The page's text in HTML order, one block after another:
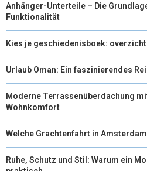
Anhänger-Unterteile – Die
Funktionalität
Kies je geschiedenisboek:
Urlaub Oman: Ein faszinierendes
Moderne Terrassenüberdachung
Wohnkomfort
Welche Grachtenfahrt in
Ruhe, Schutz und Stil: Warum ein